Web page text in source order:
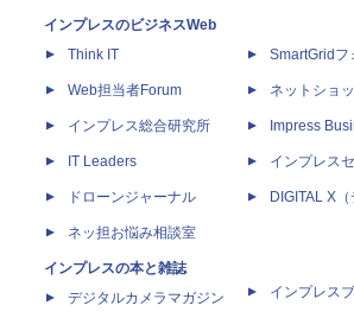
インプレスのビジネスWeb
Think IT
Web担当者Forum
インプレス総合研究所
IT Leaders
ドローンジャーナル
ネッ担お悩み相談室
インプレスの本と雑誌
デジタルカメラマガジン
SmartGridフ
ネットショ
Impress
インプレス
DIGITAL X（
インプレス